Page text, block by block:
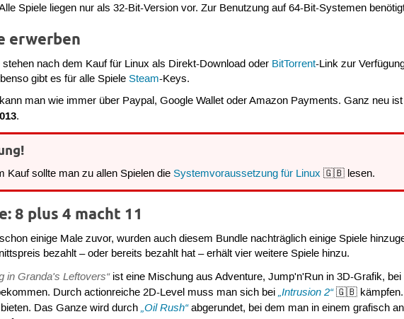
Spiele liegen nur als 32-Bit-Version vor. Zur Benutzung auf 64-Bit-Systemen
erwerben
stehen nach dem Kauf für Linux als Direkt-Download oder BitTorrent-Link zur
gibt es für alle SpieleSteam-Keys.
man wie immer über Paypal, Google Wallet oder Amazon Payments. Ganz neu
.
Kauf sollte man zu allen Spielen dieSystemvoraussetzung für Linux 🇬🇧 lesen.
8 plus 4 macht 11
einige Male zuvor, wurden auch diesem Bundle nachträglich einige Spiele
bezahlt – oder bereits bezahlt hat – erhält vier weitere Spiele hinzu.
in Granda's Leftovers“ist eine Mischung aus Adventure, Jump'n'Run in 3D-Grafik,
Durch actionreiche 2D-Level muss man sich bei„Intrusion 2“🇬🇧 kämpfen.
Das Ganze wird durch„Oil Rush“abgerundet, bei dem man in einem grafisch